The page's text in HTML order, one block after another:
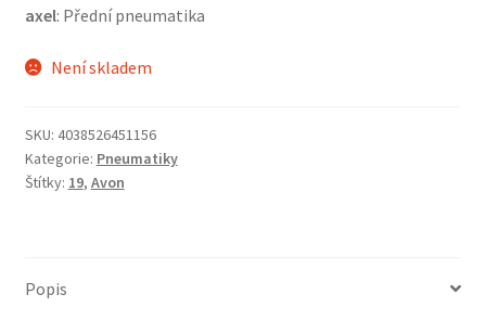
axel: Přední pneumatika
Není skladem
SKU: 4038526451156
Kategorie: Pneumatiky
Štítky: 19, Avon
Popis